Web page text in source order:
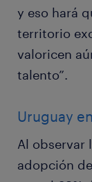
y eso hará
territorio
valoricen
talento”.
Uruguay
Al observar
adopción